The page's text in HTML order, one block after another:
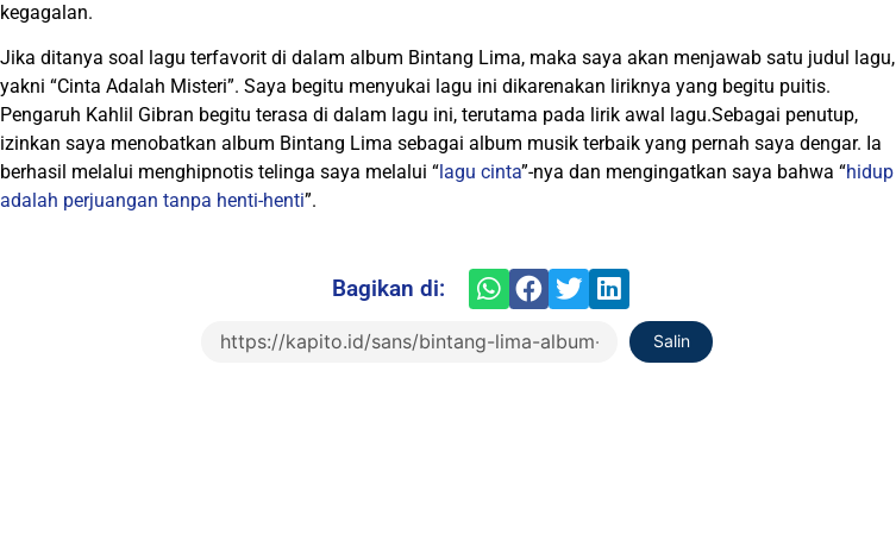
kegagalan.
Jika ditanya soal lagu terfavorit di dalam album Bintang Lima, maka saya akan menjawab satu judul lagu,
yakni “Cinta Adalah Misteri”. Saya begitu menyukai lagu ini dikarenakan liriknya yang begitu puitis.
Pengaruh Kahlil Gibran begitu terasa di dalam lagu ini, terutama pada lirik awal lagu.Sebagai penutup,
izinkan saya menobatkan album Bintang Lima sebagai album musik terbaik yang pernah saya dengar. Ia
berhasil melalui menghipnotis telinga saya melalui “ lagu cinta”-nya dan mengingatkan saya bahwa “hidup
adalah perjuangan tanpa henti-henti”.
Bagikan di:
Salin